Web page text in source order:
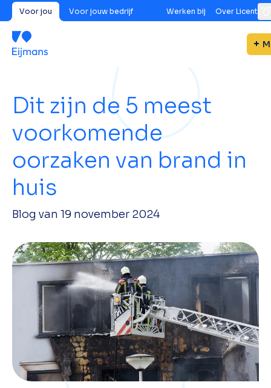
Voor jou Voor jouw bedrijf Werken bij Over Licent
Dit zijn de 5 meest
voorkomende
oorzaken van brand in
huis
Blog van 19 november 2024